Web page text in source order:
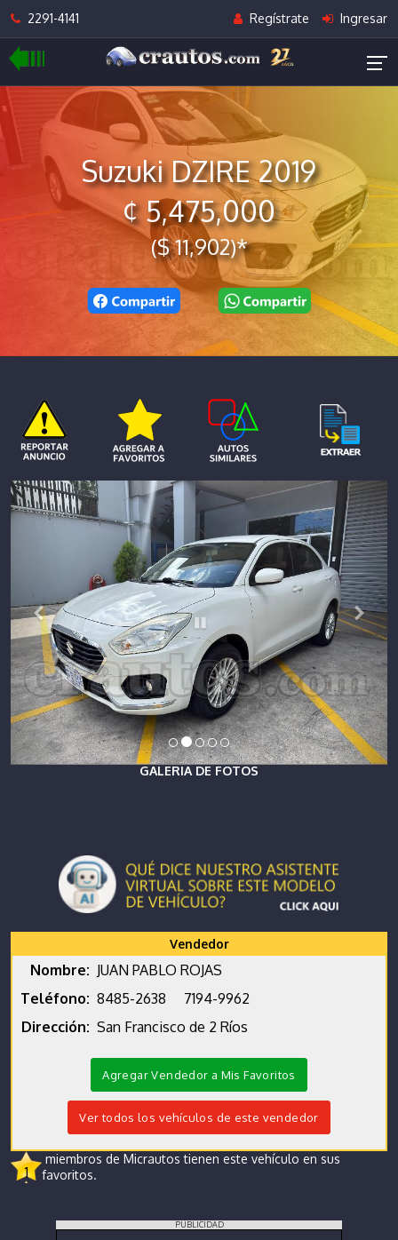
2291-4141 Regístrate Ingresar
Suzuki DZIRE 2019
¢ 5,475,000
($ 11,902)*
GALERIA DE FOTOS
Vendedor
Nombre: JUAN PABLO ROJAS
Teléfono: 8485-2638
7194-9962
Dirección: San Francisco de 2 Ríos
Agregar Vendedor a Mis Favoritos
Ver todos los vehículos de este vendedor
1
miembros de Micrautos tienen este vehículo en sus
favoritos.
PUBLICIDAD